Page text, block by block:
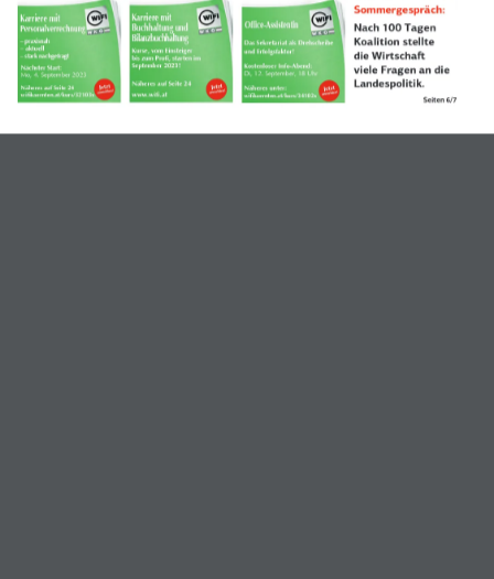
Sommergespräch:
Nach 100 Tagen
Koalition stellte
die Wirtschaft
viele Fragen an die
Landespolitik.
Seiten 6/7
Karriere mit  Buchhaltung und  Bilanzbuchhaltung
Kurse, vom Einsteiger
bis zum Profi, starten im
September 2023!
Näheres auf Seite 24
www.wifi.at
Office-Assistentin
Das Sekretariat als Drehscheibe
und Erfolgsfaktor!
Kostenloser Info-Abend:
Di, 12. September, 18 Uhr
Näheres unter:
wifikaernten.at/kurs/34102x
Karriere mit
Personalverrechnung
– praxisnah
– aktuell
– stark nachgefragt
Nächster Start:
Mo, 4. September 2023
Näheres auf Seite 24
wifikaernten.at/kurs/32103x